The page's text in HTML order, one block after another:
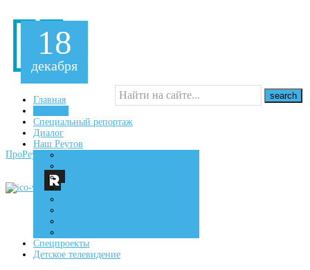
16+
ПроРеутов
Главная
Специальный репортаж
Диалог
Наш Реутов
Спецпроекты
Детское телевидение
18
декабря